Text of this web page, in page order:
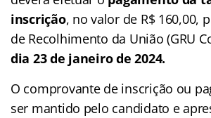
inscrição, no valor de R$ 160,00,
de Recolhimento da União (GRU
dia 23 de janeiro de 2024.
O comprovante de inscrição ou
ser mantido pelo candidato e